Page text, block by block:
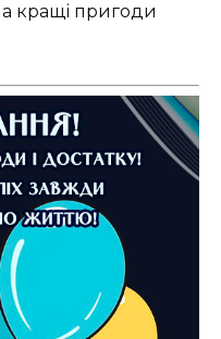
кращі пригоди